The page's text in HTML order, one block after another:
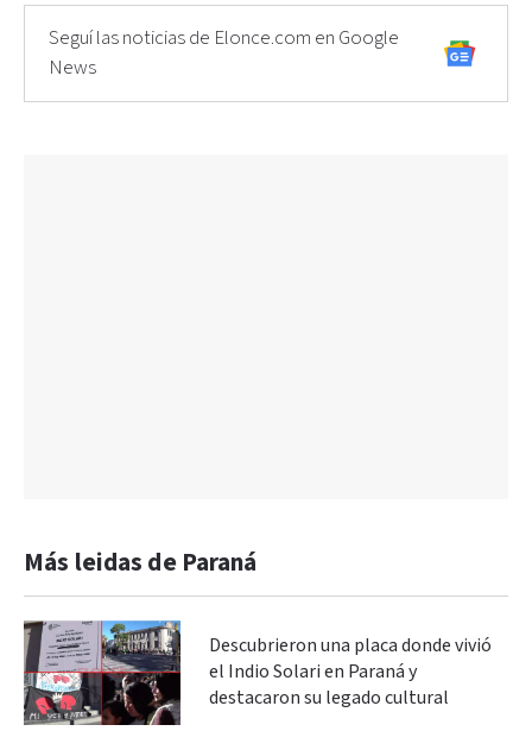
Seguí las noticias de Elonce.com en Google
News
Más leidas de Paraná
Descubrieron una placa donde vivió
el Indio Solari en Paraná y
destacaron su legado cultural